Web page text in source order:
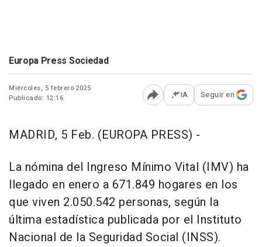
Europa Press Sociedad
Miércoles, 5 febrero 2025
Publicado: 12:16
Abrir opciones para
IA Seguir en
MADRID, 5 Feb. (EUROPA PRESS) -
La nómina del Ingreso Mínimo Vital (IMV) ha
llegado en enero a 671.849 hogares en los
que viven 2.050.542 personas, según la
última estadística publicada por el Instituto
Nacional de la Seguridad Social (INSS).